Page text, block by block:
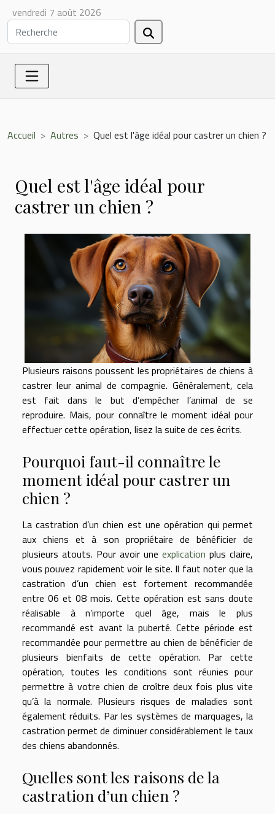
vendredi 7 août 2026
Accueil Autres Quel est l'âge idéal pour castrer un chien ?
Quel est l'âge idéal pour
castrer un chien ?
Plusieurs raisons poussent les propriétaires de chiens à
castrer leur animal de compagnie. Généralement, cela
est fait dans le but d’empêcher l’animal de se
reproduire. Mais, pour connaître le moment idéal pour
effectuer cette opération, lisez la suite de ces écrits.
Pourquoi faut-il connaître le
moment idéal pour castrer un
chien ?
La castration d’un chien est une opération qui permet
aux chiens et à son propriétaire de bénéficier de
plusieurs atouts. Pour avoir une explication plus claire,
vous pouvez rapidement voir le site. Il faut noter que la
castration d’un chien est fortement recommandée
entre 06 et 08 mois. Cette opération est sans doute
réalisable à n’importe quel âge, mais le plus
recommandé est avant la puberté. Cette période est
recommandée pour permettre au chien de bénéficier de
plusieurs bienfaits de cette opération. Par cette
opération, toutes les conditions sont réunies pour
permettre à votre chien de croître deux fois plus vite
qu’à la normale. Plusieurs risques de maladies sont
également réduits. Par les systèmes de marquages, la
castration permet de diminuer considérablement le taux
des chiens abandonnés.
Quelles sont les raisons de la
castration d’un chien ?